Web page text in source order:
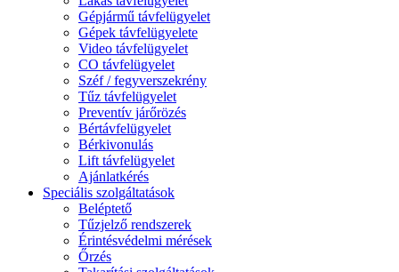
Gépjármű távfelügyelet
Gépek távfelügyelete
Video távfelügyelet
CO távfelügyelet
Széf / fegyverszekrény
Tűz távfelügyelet
Preventív járőrözés
Bértávfelügyelet
Bérkivonulás
Lift távfelügyelet
Ajánlatkérés
Speciális szolgáltatások
Beléptető
Tűzjelző rendszerek
Érintésvédelmi mérések
Őrzés